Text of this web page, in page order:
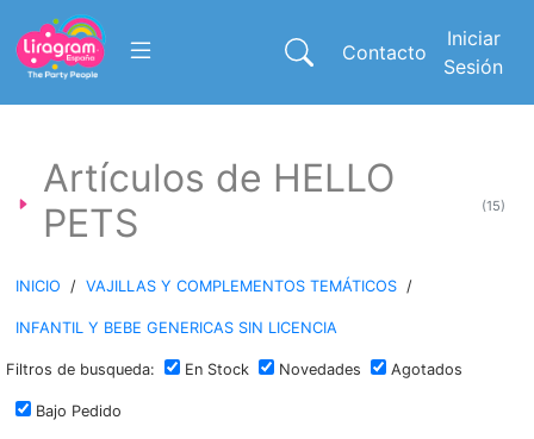
Contacto
Iniciar
Sesión
Artículos de HELLO
PETS
(15)
INICIO / VAJILLAS Y COMPLEMENTOS TEMÁTICOS /
INFANTIL Y BEBE GENERICAS SIN LICENCIA
Filtros de busqueda: En Stock Novedades Agotados
Bajo Pedido